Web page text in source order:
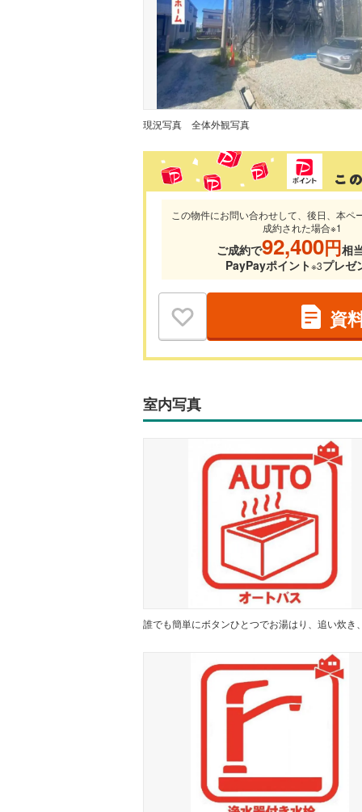
現況写真 全体外観写真
この物件にお問い合わせして、後日、本ペ
成約された場合※1
ご成約で92,400円相
PayPayポイント※3プレゼ
資
室内写真